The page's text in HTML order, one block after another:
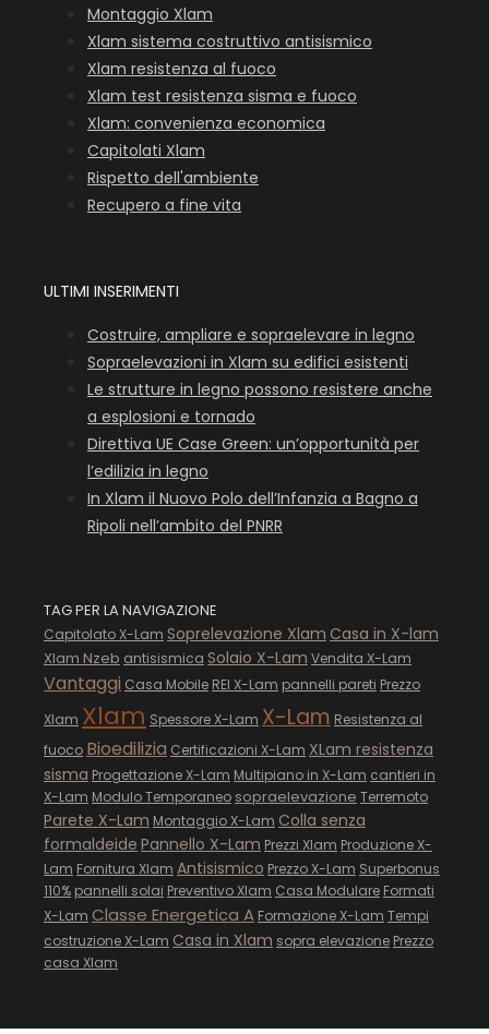
Montaggio Xlam
Xlam sistema costruttivo antisismico
Xlam resistenza al fuoco
Xlam test resistenza sisma e fuoco
Xlam: convenienza economica
Capitolati Xlam
Rispetto dell'ambiente
Recupero a fine vita
ULTIMI INSERIMENTI
Costruire, ampliare e sopraelevare in legno
Sopraelevazioni in Xlam su edifici esistenti
Le strutture in legno possono resistere anche
a esplosioni e tornado
Direttiva UE Case Green: un’opportunità per
l’edilizia in legno
In Xlam il Nuovo Polo dell’Infanzia a Bagno a
Ripoli nell’ambito del PNRR
TAG PER LA NAVIGAZIONE
Capitolato X-Lam Soprelevazione Xlam Casa in X-lam
Xlam Nzeb antisismica Solaio X-Lam Vendita X-Lam
Vantaggi Casa Mobile REI X-Lam pannelli pareti Prezzo
Xlam Xlam Spessore X-Lam X-Lam Resistenza al
fuoco Bioedilizia Certificazioni X-Lam XLam resistenza
sisma Progettazione X-Lam Multipiano in X-Lam cantieri in
X-Lam Modulo Temporaneo sopraelevazione Terremoto
Parete X-Lam Montaggio X-Lam Colla senza
formaldeide Pannello X-Lam Prezzi Xlam Produzione X-
Lam Fornitura Xlam Antisismico Prezzo X-Lam Superbonus
110% pannelli solai Preventivo Xlam Casa Modulare Formati
X-Lam Classe Energetica A Formazione X-Lam Tempi
costruzione X-Lam Casa in Xlam sopra elevazione Prezzo
casa Xlam